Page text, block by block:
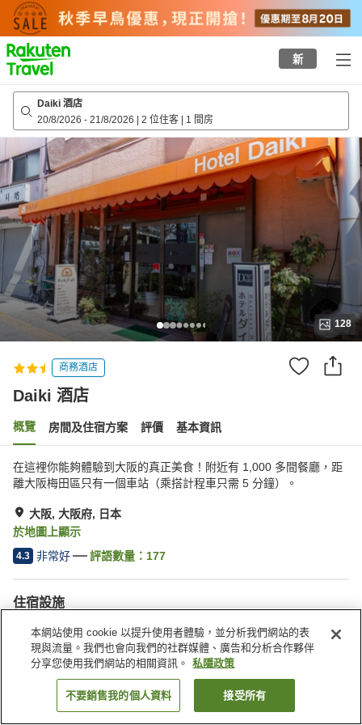
to
top
page
新
Daiki 酒店
20/8/2026 - 21/8/2026 | 2 位住客 | 1 間房
128
商務酒店
Daiki 酒店
概覽 房間及住宿方案 評價 基本資訊
在這裡你能夠體驗到大阪的真正美食！附近有 1,000 多間餐廳，距
離大阪梅田區只有一個車站（乘搭計程車只需 5 分鐘）。
大阪, 大阪府, 日本
於地圖上顯示
4.3 非常好 評語數量： 177
住宿設施
咖啡廳 自動販賣機
主頁 日本 大阪府 大阪 Daiki 酒店
找客房
本網站使用 cookie 以提升使用者體驗，並分析我們網站的表
現與流量。我們也會向我們的社群媒體、廣告和分析合作夥伴
分享您使用我們網站的相關資訊。
私隱政策
不要銷售我的個人資料 接受所有